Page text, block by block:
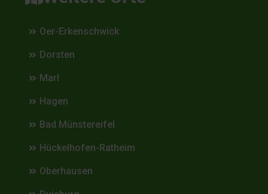
Oer-Erkenschwick
Dorsten
Marl
Hagen
Bad Münstereifel
Hückelhofen-Ratheim
Oberhausen